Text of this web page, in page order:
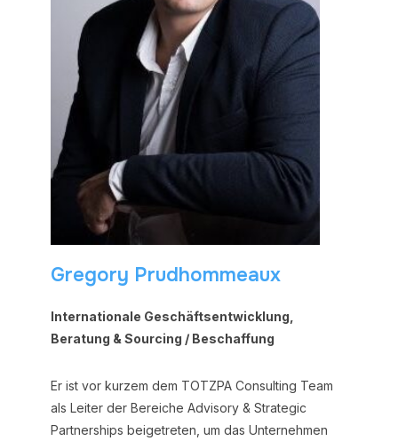
Gregory Prudhommeaux
Internationale Geschäftsentwicklung,
Beratung & Sourcing / Beschaffung
Er ist vor kurzem dem TOTZPA Consulting Team
als Leiter der Bereiche Advisory & Strategic
Partnerships beigetreten, um das Unternehmen